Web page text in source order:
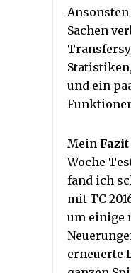
Sachen
und ein
Mein Fazit
Woche
fand ich
mit TC
um einige
erneuerte